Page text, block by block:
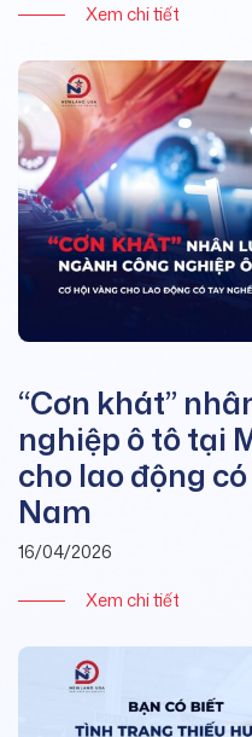
Xem chi tiết
“Cơn khát”
nghiệp ô tô tại
cho lao động
Nam
16/04/2026
Xem chi tiết